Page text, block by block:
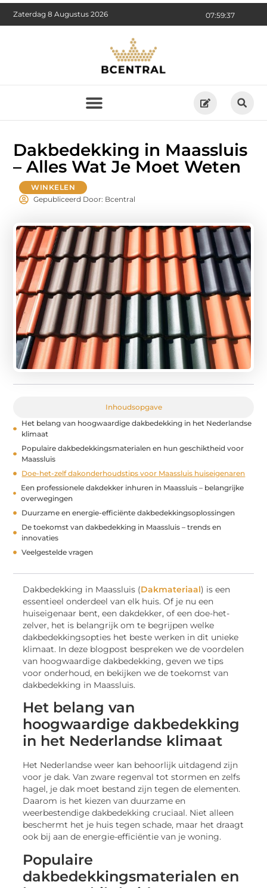
07:59:39
Zaterdag 8 Augustus 2026
Dakbedekking in Maassluis
– Alles Wat Je Moet Weten
WINKELEN
Gepubliceerd Door: Bcentral
Inhoudsopgave
Het belang van hoogwaardige dakbedekking in het Nederlandse
klimaat
Populaire dakbedekkingsmaterialen en hun geschiktheid voor
Maassluis
Doe-het-zelf dakonderhoudstips voor Maassluis huiseigenaren
Een professionele dakdekker inhuren in Maassluis – belangrijke
overwegingen
Duurzame en energie-efficiënte dakbedekkingsoplossingen
De toekomst van dakbedekking in Maassluis – trends en
innovaties
Veelgestelde vragen
Dakbedekking in Maassluis (Dakmateriaal) is een
essentieel onderdeel van elk huis. Of je nu een
huiseigenaar bent, een dakdekker, of een doe-het-
zelver, het is belangrijk om te begrijpen welke
dakbedekkingsopties het beste werken in dit unieke
klimaat. In deze blogpost bespreken we de voordelen
van hoogwaardige dakbedekking, geven we tips
voor onderhoud, en bekijken we de toekomst van
dakbedekking in Maassluis.
Het belang van
hoogwaardige dakbedekking
in het Nederlandse klimaat
Het Nederlandse weer kan behoorlijk uitdagend zijn
voor je dak. Van zware regenval tot stormen en zelfs
hagel, je dak moet bestand zijn tegen de elementen.
Daarom is het kiezen van duurzame en
weerbestendige dakbedekking cruciaal. Niet alleen
beschermt het je huis tegen schade, maar het draagt
ook bij aan de energie-efficiëntie van je woning.
Populaire
dakbedekkingsmaterialen en